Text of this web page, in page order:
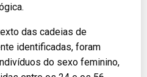
das cadeias de
identificadas, foram
do sexo feminino,